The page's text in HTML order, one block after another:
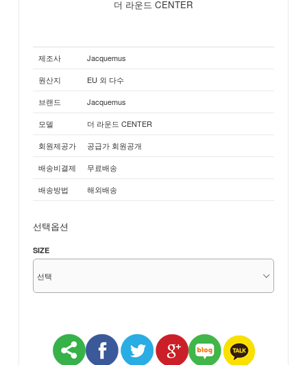
더 라운드 CENTER
제조사
Jacquemus
원산지
EU 외 다수
브랜드
Jacquemus
모델
더 라운드 CENTER
회원제공가
공급가 회원공개
배송비결제
무료배송
배송방법
해외배송
선택옵션
SIZE